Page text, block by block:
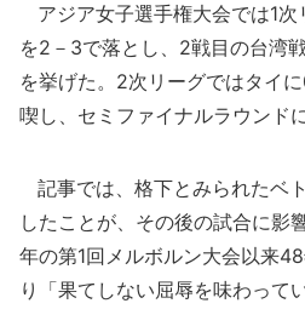
アジア女子選手権大会では1
を2－3で落とし、2戦目の台湾
を挙げた。2次リーグではタイ
喫し、セミファイナルラウンド
記事では、格下とみられたベ
したことが、その後の試合に影
年の第1回メルボルン大会以来
り「果てしない屈辱を味わって